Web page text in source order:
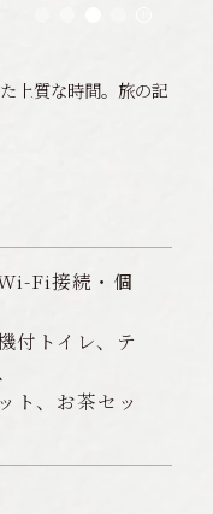
上質な時間。旅の記
Fi接続・個
付トイレ、テ
ト、お茶セッ